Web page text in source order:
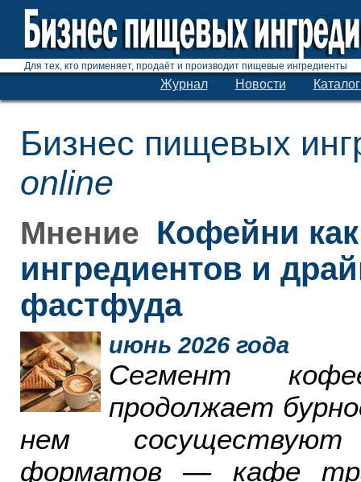
Для тех, кто применяет, продаёт и производит пищевые ингредиенты
Журнал Новости
Бизнес пищевых
online
Мнение Кофейни
ингредиентов и
фастфуда
июнь 2026 года
Сегмент
продолжает
нем
форматов — кафе